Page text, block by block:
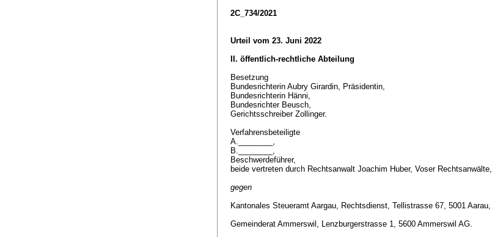
2C_734/2021
Urteil vom 23. Juni 2022
II. öffentlich-rechtliche Abteilung
Besetzung
Bundesrichterin Aubry Girardin, Präsidentin,
Bundesrichterin Hänni,
Bundesrichter Beusch,
Gerichtsschreiber Zollinger.
Verfahrensbeteiligte
A.________,
B.________,
Beschwerdeführer,
beide vertreten durch Rechtsanwalt Joachim Huber, Voser Rechtsanwälte,
gegen
Kantonales Steueramt Aargau, Rechtsdienst, Tellistrasse 67, 5001 Aarau,
Gemeinderat Ammerswil, Lenzburgerstrasse 1, 5600 Ammerswil AG.